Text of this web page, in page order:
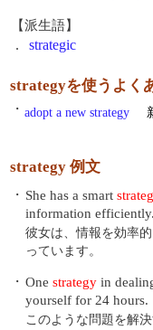
【派生語】
. strategic
strategyを使うよく
・ adopt a new strategy
strategy 例文
・ She has a smart
information efficiently.
彼女は、情報を効率
っています。
・ One strategy in
yourself for 24 hours.
このような問題を解